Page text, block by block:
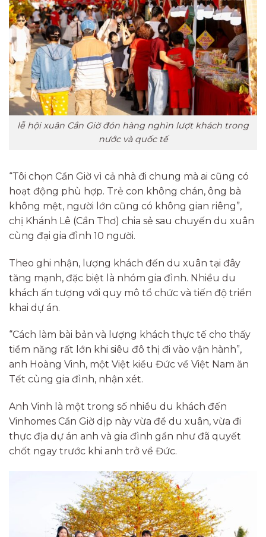
lễ hội xuân Cần Giờ đón hàng nghìn lượt khách trong
nước và quốc tế
“Tôi chọn Cần Giờ vì cả nhà đi chung mà ai cũng có
hoạt động phù hợp. Trẻ con không chán, ông bà
không mệt, người lớn cũng có không gian riêng”,
chị Khánh Lê (Cần Thơ) chia sẻ sau chuyến du xuân
cùng đại gia đình 10 người.
Theo ghi nhận, lượng khách đến du xuân tại đây
tăng mạnh, đặc biệt là nhóm gia đình. Nhiều du
khách ấn tượng với quy mô tổ chức và tiến độ triển
khai dự án.
“Cách làm bài bản và lượng khách thực tế cho thấy
tiềm năng rất lớn khi siêu đô thị đi vào vận hành”,
anh Hoàng Vinh, một Việt kiều Đức về Việt Nam ăn
Tết cùng gia đình, nhận xét.
Anh Vinh là một trong số nhiều du khách đến
Vinhomes Cần Giờ dịp này vừa để du xuân, vừa đi
thực địa dự án anh và gia đình gần như đã quyết
chốt ngay trước khi anh trở về Đức.